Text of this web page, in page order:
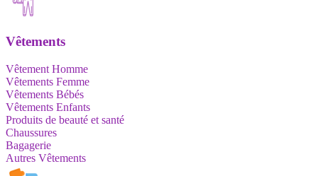
Vêtements
Vêtement Homme
Vêtements Femme
Vêtements Bébés
Vêtements Enfants
Produits de beauté et santé
Chaussures
Bagagerie
Autres Vêtements